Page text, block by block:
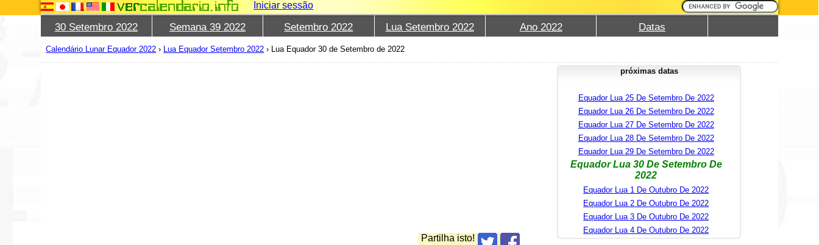
Iniciar sessão
30 Setembro 2022 Semana 39 2022 Setembro 2022 Lua Setembro 2022 Ano 2022 Datas
Calendário Lunar Equador 2022 › Lua Equador Setembro 2022 › Lua Equador 30 de Setembro de 2022
Partilha isto!
próximas datas
Equador Lua 25 De Setembro De 2022
Equador Lua 26 De Setembro De 2022
Equador Lua 27 De Setembro De 2022
Equador Lua 28 De Setembro De 2022
Equador Lua 29 De Setembro De 2022
Equador Lua 30 De Setembro De
2022
Equador Lua 1 De Outubro De 2022
Equador Lua 2 De Outubro De 2022
Equador Lua 3 De Outubro De 2022
Equador Lua 4 De Outubro De 2022